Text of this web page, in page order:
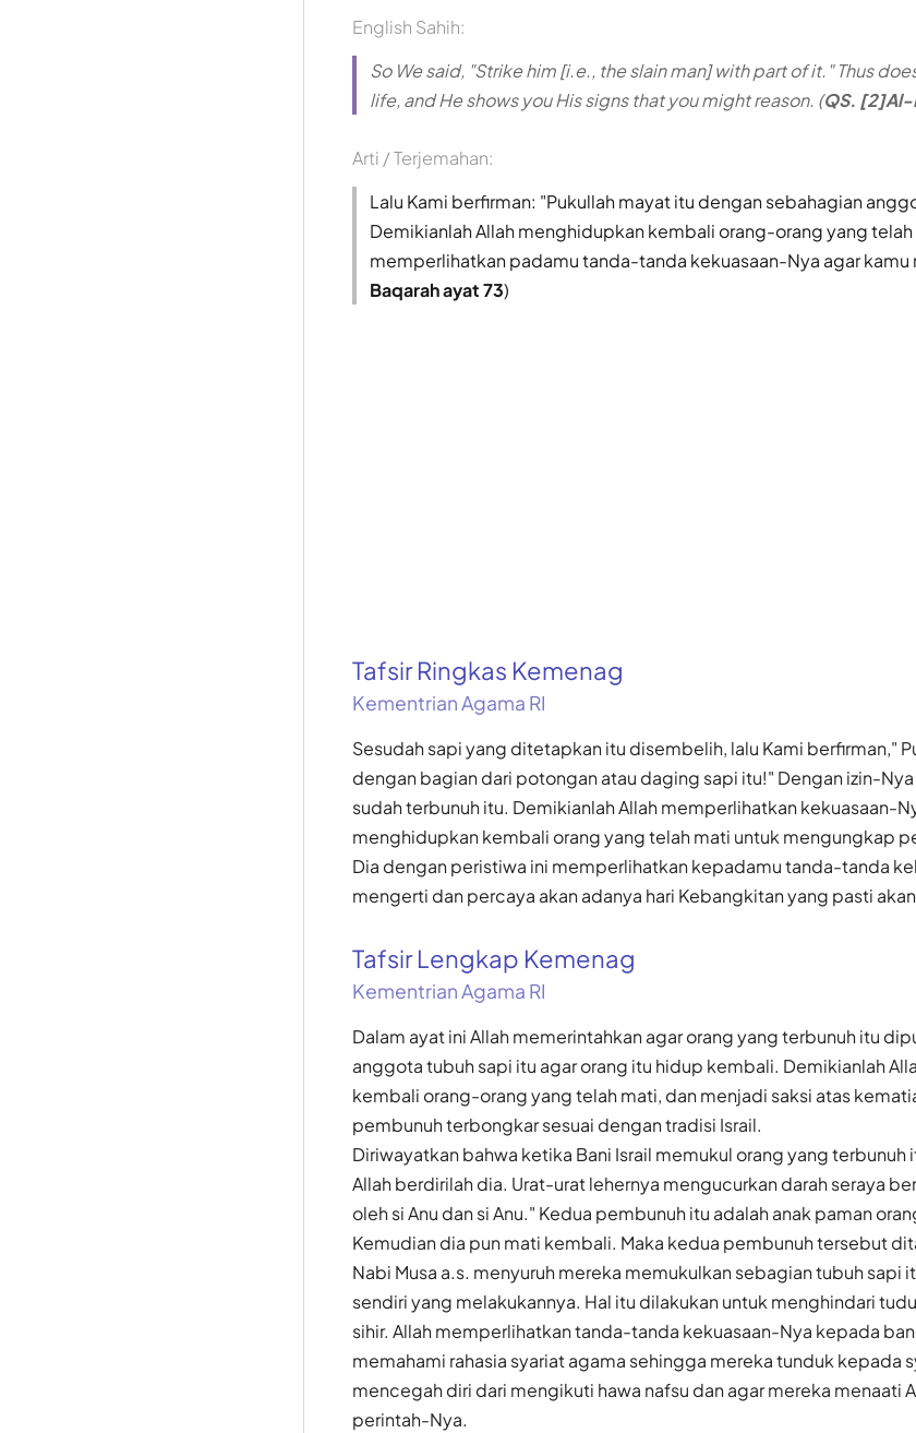
English Sahih:
So We said, "Strike him [i.e., the slain man] with part of it." Thus
life, and He shows you His signs that you might reason. (QS. [2]Al-
Arti / Terjemahan:
Lalu Kami berfirman: "Pukullah mayat itu dengan sebahagian
Demikianlah Allah menghidupkan kembali orang-orang yang
memperlihatkan padamu tanda-tanda kekuasaan-Nya agar kamu
Baqarah ayat 73)
Tafsir Ringkas Kemenag
Kementrian Agama RI
Sesudah sapi yang ditetapkan itu disembelih, lalu Kami berfirman,"
dengan bagian dari potongan atau daging sapi itu!" Dengan izin-
sudah terbunuh itu. Demikianlah Allah memperlihatkan kekuasaan-
menghidupkan kembali orang yang telah mati untuk mengungkap
Dia dengan peristiwa ini memperlihatkan kepadamu tanda-tanda
mengerti dan percaya akan adanya hari Kebangkitan yang pasti
Tafsir Lengkap Kemenag
Kementrian Agama RI
Dalam ayat ini Allah memerintahkan agar orang yang terbunuh itu
anggota tubuh sapi itu agar orang itu hidup kembali. Demikianlah
kembali orang-orang yang telah mati, dan menjadi saksi atas
pembunuh terbongkar sesuai dengan tradisi Israil.
Diriwayatkan bahwa ketika Bani Israil memukul orang yang terbunuh
Allah berdirilah dia. Urat-urat lehernya mengucurkan darah seraya
oleh si Anu dan si Anu." Kedua pembunuh itu adalah anak paman
Kemudian dia pun mati kembali. Maka kedua pembunuh tersebut
Nabi Musa a.s. menyuruh mereka memukulkan sebagian tubuh sapi
sendiri yang melakukannya. Hal itu dilakukan untuk menghindari
sihir. Allah memperlihatkan tanda-tanda kekuasaan-Nya kepada
memahami rahasia syariat agama sehingga mereka tunduk kepada
mencegah diri dari mengikuti hawa nafsu dan agar mereka menaati
perintah-Nya.